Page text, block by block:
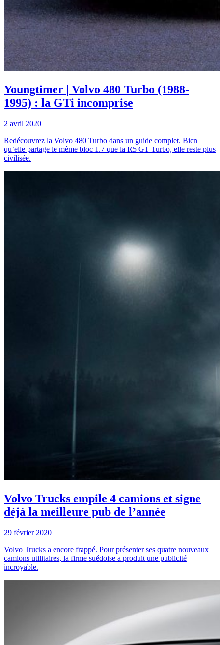
Youngtimer | Volvo 480 Turbo (1988-
1995) : la GTi incomprise
2 avril 2020
Redécouvrez la Volvo 480 Turbo dans un guide complet. Bien
qu’elle partage le même bloc 1.7 que la R5 GT Turbo, elle reste plus
civilisée.
Volvo Trucks empile 4 camions et signe
déjà la meilleure pub de l’année
29 février 2020
Volvo Trucks a encore frappé. Pour présenter ses quatre nouveaux
camions utilitaires, la firme suédoise a produit une publicité
incroyable.